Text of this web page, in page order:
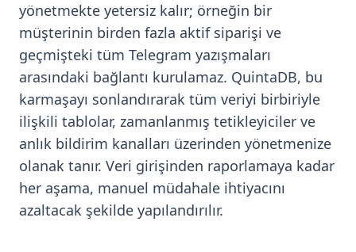
yönetmekte yetersiz kalır; örneğin bir
müşterinin birden fazla aktif siparişi ve
geçmişteki tüm Telegram yazışmaları
arasındaki bağlantı kurulamaz. QuintaDB, bu
karmaşayı sonlandırarak tüm veriyi birbiriyle
ilişkili tablolar, zamanlanmış tetikleyiciler ve
anlık bildirim kanalları üzerinden yönetmenize
olanak tanır. Veri girişinden raporlamaya kadar
her aşama, manuel müdahale ihtiyacını
azaltacak şekilde yapılandırılır.